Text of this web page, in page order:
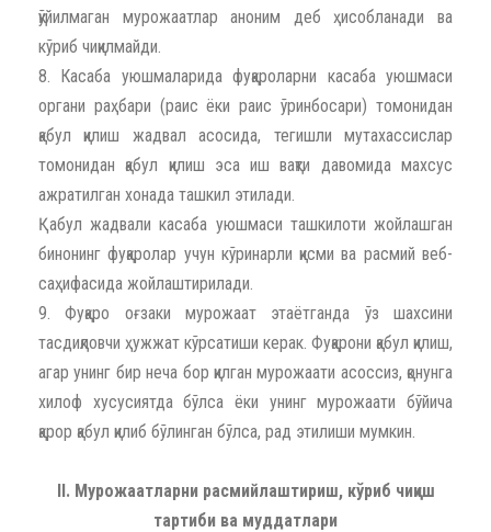
қўйилмаган мурожаатлар аноним деб ҳисобланади ва
кўриб чиқилмайди.
8. Касаба уюшмаларида фуқароларни касаба уюшмаси
органи раҳбари (раис ёки раис ўринбосари) томонидан
қабул қилиш жадвал асосида, тегишли мутахассислар
томонидан қабул қилиш эса иш вақти давомида махсус
ажратилган хонада ташкил этилади.
Қабул жадвали касаба уюшмаси ташкилоти жойлашган
бинонинг фуқаролар учун кўринарли қисми ва расмий веб-
саҳифасида жойлаштирилади.
9. Фуқаро оғзаки мурожаат этаётганда ўз шахсини
тасдиқловчи ҳужжат кўрсатиши керак. Фуқарони қабул қилиш,
агар унинг бир неча бор қилган мурожаати асоссиз, қонунга
хилоф хусусиятда бўлса ёки унинг мурожаати бўйича
қарор қабул қилиб бўлинган бўлса, рад этилиши мумкин.
II. Мурожаатларни расмийлаштириш, кўриб чиқиш
тартиби ва муддатлари